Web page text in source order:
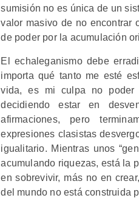
sumisión no es única de un
valor masivo de no encontrar
de poder por la acumulación
El echaleganismo debe
importa qué tanto me esté
vida, es mi culpa no poder
decidiendo estar en
afirmaciones, pero
expresiones clasistas
igualitario. Mientras unos
acumulando riquezas, está la
en sobrevivir, más no en
del mundo no está construida